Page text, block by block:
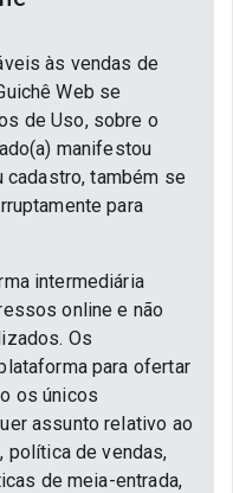
às vendas de
Web se
de Uso, sobre o
manifestou
cadastro, também se
para
intermediária
online e não
Os
para ofertar
os únicos
assunto relativo ao
política de vendas,
de meia-entrada,